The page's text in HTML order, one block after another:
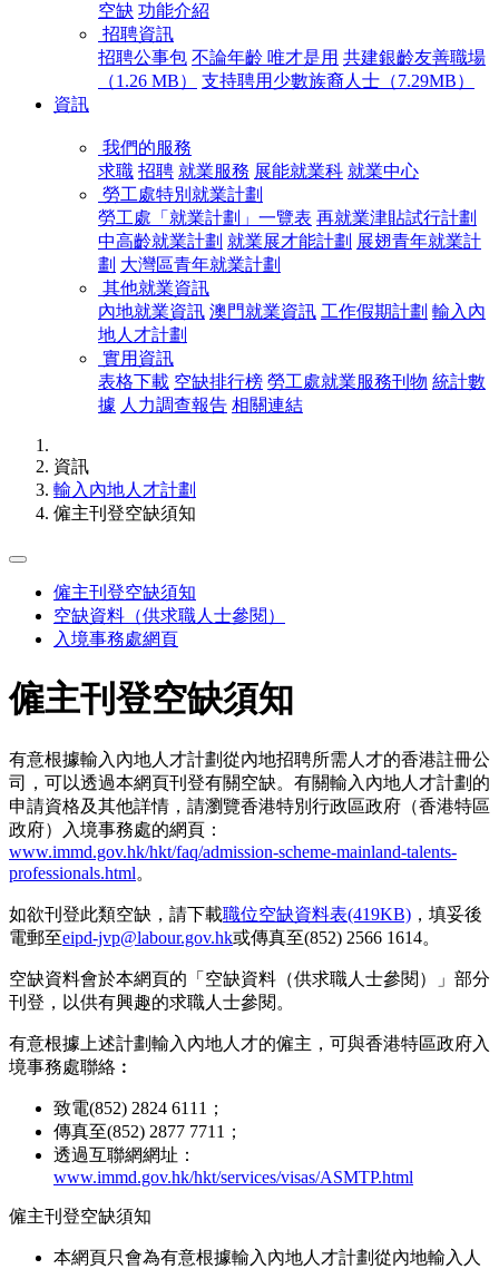
空缺 功能介紹
招聘資訊
招聘公事包 不論年齡 唯才是用 共建銀齡友善職場
（1.26 MB）
支持聘用少數族裔人士（7.29MB）
資訊
我們的服務
求職 招聘 就業服務 展能就業科 就業中心
勞工處特別就業計劃
勞工處「就業計劃」一覽表 再就業津貼試行計劃
中高齡就業計劃 就業展才能計劃 展翅青年就業計
劃 大灣區青年就業計劃
其他就業資訊
內地就業資訊 澳門就業資訊 工作假期計劃 輸入內
地人才計劃
實用資訊
表格下載 空缺排行榜 勞工處就業服務刊物 統計數
據 人力調查報告 相關連結
資訊
輸入內地人才計劃
僱主刊登空缺須知
僱主刊登空缺須知
空缺資料（供求職人士參閱）
入境事務處網頁
僱主刊登空缺須知
有意根據輸入內地人才計劃從內地招聘所需人才的香港註冊公
司，可以透過本網頁刊登有關空缺。有關輸入內地人才計劃的
申請資格及其他詳情，請瀏覽香港特別行政區政府（香港特區
政府）入境事務處的網頁：
www.immd.gov.hk/hkt/faq/admission-scheme-mainland-talents-
professionals.html。
如欲刊登此類空缺，請下載職位空缺資料表(419KB) ，填妥後
電郵至eipd-jvp@labour.gov.hk或傳真至(852) 2566 1614。
空缺資料會於本網頁的「空缺資料（供求職人士參閱）」部分
刊登，以供有興趣的求職人士參閱。
有意根據上述計劃輸入內地人才的僱主，可與香港特區政府入
境事務處聯絡︰
致電(852) 2824 6111；
傳真至(852) 2877 7711；
透過互聯網網址：
www.immd.gov.hk/hkt/services/visas/ASMTP.html
僱主刊登空缺須知
本網頁只會為有意根據輸入內地人才計劃從內地輸入人